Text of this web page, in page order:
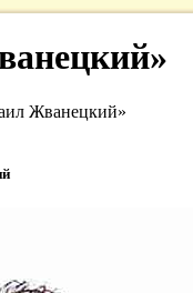
Жванецкий»